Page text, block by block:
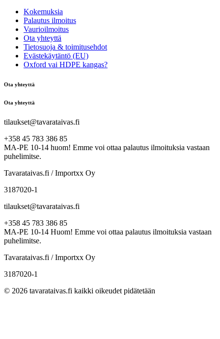
Kokemuksia
Palautus ilmoitus
Vaurioilmoitus
Ota yhteyttä
Tietosuoja & toimitusehdot
Evästekäytäntö (EU)
Oxford vai HDPE kangas?
Ota yhteyttä
Ota yhteyttä
tilaukset@tavarataivas.fi
+358 45 783 386 85
MA-PE 10-14 huom! Emme voi ottaa palautus ilmoituksia vastaan
puhelimitse.
Tavarataivas.fi / Importxx Oy
3187020-1
tilaukset@tavarataivas.fi
+358 45 783 386 85
MA-PE 10-14 Huom! Emme voi ottaa palautus ilmoituksia vastaan
puhelimitse.
Tavarataivas.fi / Importxx Oy
3187020-1
© 2026 tavarataivas.fi kaikki oikeudet pidätetään